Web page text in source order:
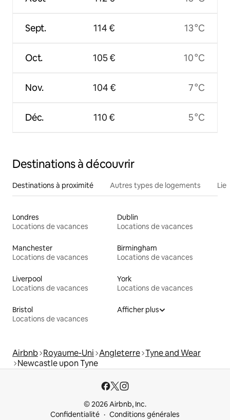
Sept.
Oct.
Nov.
Déc.
114 €
105 €
104 €
110 €
13 °C
10 °C
7 °C
5 °C
Destinations à découvrir
Destinations à proximité Autres types de logements
Londres
Locations de vacances
Dublin
Locations de vacances
Manchester
Locations de vacances
Birmingham
Locations de vacances
Liverpool
Locations de vacances
York
Locations de vacances
Bristol
Locations de vacances
Afficher plus
Airbnb Royaume-Uni Angleterre Tyne and Wear
Newcastle upon Tyne
© 2026 Airbnb, Inc.
Confidentialité
Conditions générales